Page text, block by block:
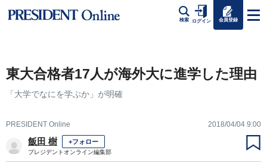
検索 ログイン 会員登録
東大合格者17人が海外大に進学した理由
「大学でなにを学ぶか」が明確
PRESIDENT Online 2018/04/04 9:00
飯田 樹 +フォロー
プレジデントオンライン編集部